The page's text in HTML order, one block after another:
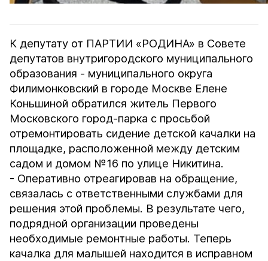
К депутату от ПАРТИИ «РОДИНА» в Совете
депутатов внутригородского муниципального
образования - муниципального округа
Филимонковский в городе Москве Елене
Коньшиной обратился житель Первого
Московского город-парка с просьбой
отремонтировать сидение детской качалки на
площадке, расположенной между детским
садом и домом №16 по улице Никитина.
- Оперативно отреагировав на обращение,
связалась с ответственными службами для
решения этой проблемы. В результате чего,
подрядной организации проведены
необходимые ремонтные работы. Теперь
качалка для малышей находится в исправном